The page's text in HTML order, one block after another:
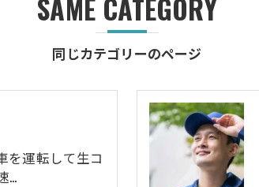
同じカテゴリーのページ
SAME CATEGORY
を運転して生コ
…